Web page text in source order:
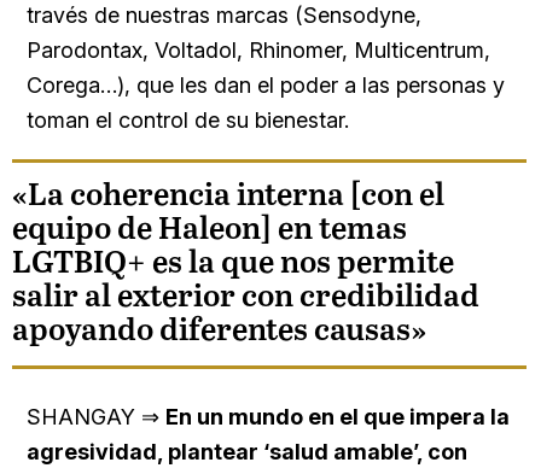
través de nuestras marcas (Sensodyne,
Parodontax, Voltadol, Rhinomer, Multicentrum,
Corega…), que les dan el poder a las personas y
toman el control de su bienestar.
«La coherencia interna [con el
equipo de Haleon] en temas
LGTBIQ+ es la que nos permite
salir al exterior con credibilidad
apoyando diferentes causas»
SHANGAY ⇒ En un mundo en el que impera la
agresividad, plantear ‘salud amable’, con